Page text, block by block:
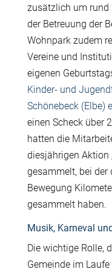
zusätzlich um rund
der Betreuung der
Wohnpark zudem
Vereine und
eigenen
Kinder- und
Schönebeck (Elbe)
einen Scheck über
hatten die
diesjährigen Aktion
gesammelt, bei der
Bewegung
gesammelt haben.
Musik, Karneval
Die wichtige Rolle,
Gemeinde im